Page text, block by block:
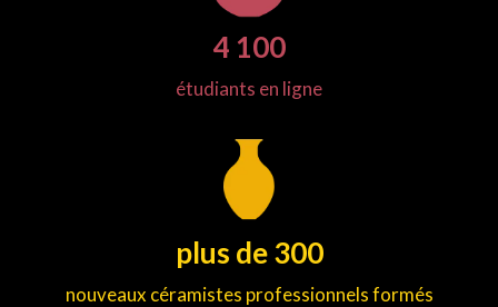
4 100
étudiants en ligne
plus de 300
nouveaux céramistes professionnels formés